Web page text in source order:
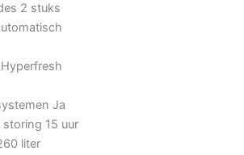
2 stuks
Hyperfresh
Ja
storing 15 uur
liter